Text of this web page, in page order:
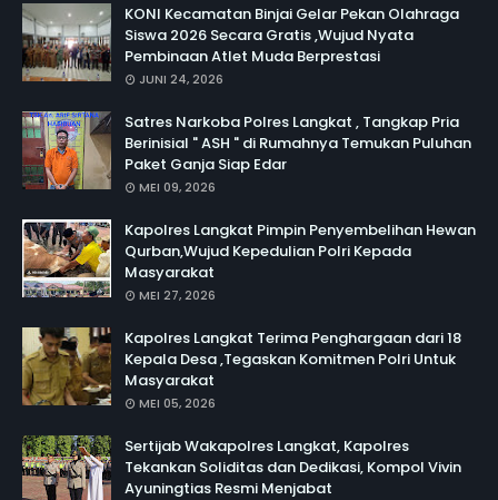
KONI Kecamatan Binjai Gelar Pekan Olahraga
Siswa 2026 Secara Gratis ,Wujud Nyata
Pembinaan Atlet Muda Berprestasi
JUNI 24, 2026
Satres Narkoba Polres Langkat , Tangkap Pria
Berinisial " ASH " di Rumahnya Temukan Puluhan
Paket Ganja Siap Edar
MEI 09, 2026
Kapolres Langkat Pimpin Penyembelihan Hewan
Qurban,Wujud Kepedulian Polri Kepada
Masyarakat
MEI 27, 2026
Kapolres Langkat Terima Penghargaan dari 18
Kepala Desa ,Tegaskan Komitmen Polri Untuk
Masyarakat
MEI 05, 2026
Sertijab Wakapolres Langkat, Kapolres
Tekankan Soliditas dan Dedikasi, Kompol Vivin
Ayuningtias Resmi Menjabat